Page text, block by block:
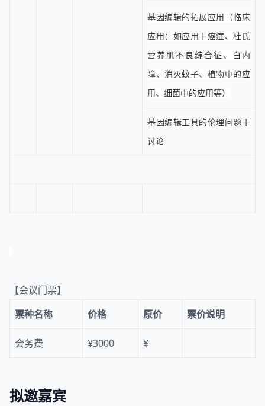
基因编辑的拓展应用（临床
应用：如应用于癌症、杜氏
营养肌不良综合征、白内
障、消灭蚊子、植物中的应
用、细菌中的应用等）
基因编辑工具的伦理问题于
讨论
【会议门票】
票种名称
价格 原价 票价说明
会务费 ¥3000 ¥
拟邀嘉宾